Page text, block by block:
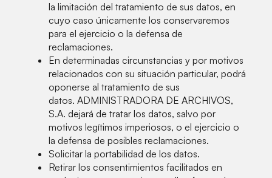
la limitación del tratamiento de sus datos, en
cuyo caso únicamente los conservaremos
para el ejercicio o la defensa de
reclamaciones.
En determinadas circunstancias y por motivos
relacionados con su situación particular, podrá
oponerse al tratamiento de sus
datos. ADMINISTRADORA DE ARCHIVOS,
S.A. dejará de tratar los datos, salvo por
motivos legítimos imperiosos, o el ejercicio o
la defensa de posibles reclamaciones.
Solicitar la portabilidad de los datos.
Retirar los consentimientos facilitados en